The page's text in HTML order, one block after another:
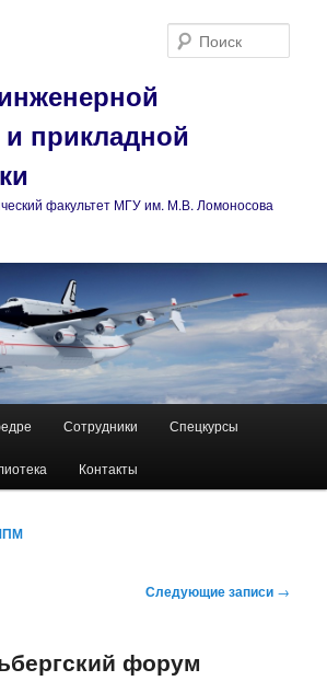
прикладной
факультет МГУ им. М.В. Ломоносова
Сотрудники Спецкурсы
Контакты
Следующие записи →
форум